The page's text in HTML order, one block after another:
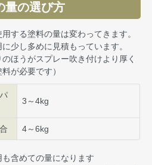
量の選び方
する塗料の量は変わってきます。
少し多めに見積もっています。
ほうがスプレー吹き付けより厚く
が必要です）
3～4kg
4～6kg
含めての量になります